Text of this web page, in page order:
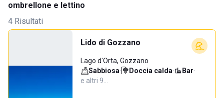
ombrellone e lettino
4 Risultati
Lido di Gozzano
Lago d'Orta, Gozzano
Sabbiosa· Doccia calda· Bar·
e altri 9…